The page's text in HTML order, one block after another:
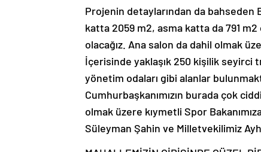
Projenin detaylarından da bahseden
katta 2059 m2, asma katta da 791
olacağız. Ana salon da dahil olmak
İçerisinde yaklaşık 250 kişilik seyirci
yönetim odaları gibi alanlar
Cumhurbaşkanımızın burada çok
olmak üzere kıymetli Spor
Süleyman Şahin ve Milletvekilimiz